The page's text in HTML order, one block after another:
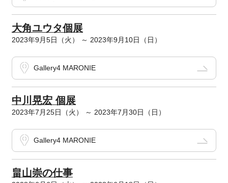
大角ユウタ個展
2023年9月5日（火） ～ 2023年9月10日（日）
Gallery4 MARONIE
中川晃宏 個展
2023年7月25日（火） ～ 2023年7月30日（日）
Gallery4 MARONIE
畠山崇の仕事